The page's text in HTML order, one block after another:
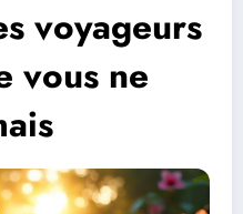
voyageurs
vous ne